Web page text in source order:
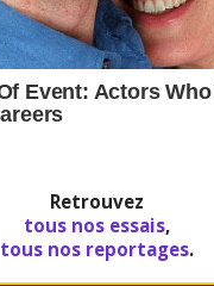
Retrouvez
tous nos essais,
tous nos reportages.